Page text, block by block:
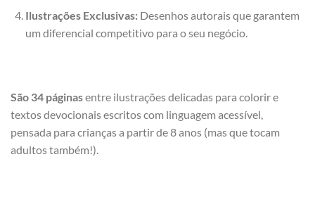
Ilustrações Exclusivas:Desenhos autorais que garantem
um diferencial competitivo para o seu negócio.
São 34 páginasentre ilustrações delicadas para colorir e
textos devocionais escritos com linguagem acessível,
pensada para crianças a partir de 8 anos (mas que tocam
adultos também!).